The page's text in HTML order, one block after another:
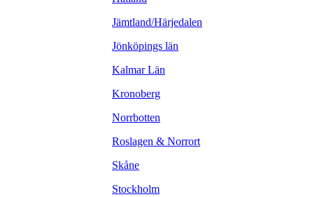
Jämtland/Härjedalen
Jönköpings län
Kalmar Län
Kronoberg
Norrbotten
Roslagen & Norrort
Skåne
Stockholm